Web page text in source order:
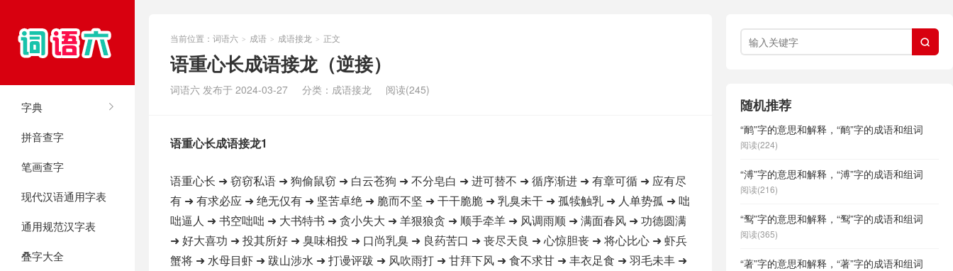
字典
拼音查字
笔画查字
现代汉语通用字表
通用规范汉字表
叠字大全
当前位置： 词语六 > 成语 > 成语接龙 > 正文
语重心长成语接龙（逆接）
词语六 发布于 2024-03-27 分类： 成语接龙 阅读(245)
语重心长成语接龙1
语重心长 ➜ 窃窃私语 ➜ 狗偷鼠窃 ➜ 白云苍狗 ➜ 不分皂白 ➜ 进可替不 ➜ 循序渐进 ➜ 有章可循 ➜ 应有尽
有 ➜ 有求必应 ➜ 绝无仅有 ➜ 坚苦卓绝 ➜ 脆而不坚 ➜ 干干脆脆 ➜ 乳臭未干 ➜ 孤犊触乳 ➜ 人单势孤 ➜ 咄
咄逼人 ➜ 书空咄咄 ➜ 大书特书 ➜ 贪小失大 ➜ 羊狠狼贪 ➜ 顺手牵羊 ➜ 风调雨顺 ➜ 满面春风 ➜ 功德圆满
➜ 好大喜功 ➜ 投其所好 ➜ 臭味相投 ➜ 口尚乳臭 ➜ 良药苦口 ➜ 丧尽天良 ➜ 心惊胆丧 ➜ 将心比心 ➜ 虾兵
蟹将 ➜ 水母目虾 ➜ 跋山涉水 ➜ 打谩评跋 ➜ 风吹雨打 ➜ 甘拜下风 ➜ 食不求甘 ➜ 丰衣足食 ➜ 羽毛未丰 ➜

随机推荐
“鸸”字的意思和解释，“鸸”字的成语和组词
阅读(224)
“溥”字的意思和解释，“溥”字的成语和组词
阅读(216)
“䴕”字的意思和解释，“䴕”字的成语和组词
阅读(365)
“著”字的意思和解释，“著”字的成语和组词